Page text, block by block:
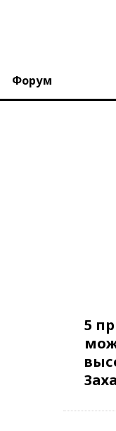
Форум
5